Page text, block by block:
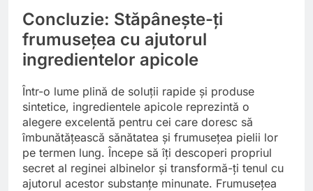
Concluzie: Stăpânește-ți
frumusețea cu ajutorul
ingredientelor apicole
Într-o lume plină de soluții rapide și produse
sintetice, ingredientele apicole reprezintă o
alegere excelentă pentru cei care doresc să
îmbunătățească sănătatea și frumusețea pielii lor
pe termen lung. Începe să îți descoperi propriul
secret al reginei albinelor și transformă-ți tenul cu
ajutorul acestor substanțe minunate. Frumusețea